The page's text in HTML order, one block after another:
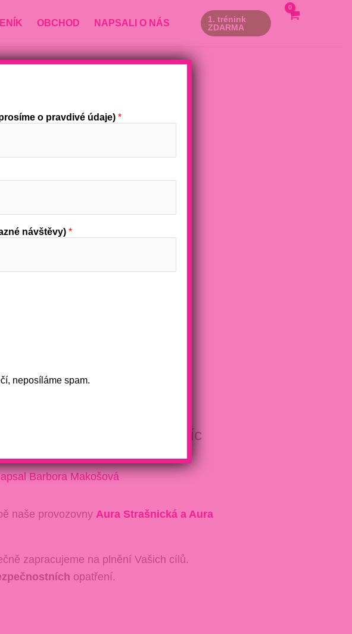
OBCHOD NAPSALI O NÁS
1. trénink
ZDARMA
akční korona slevu a navíc
Barbora Makošová
naše provozovny Aura Strašnická a Aura
zapracujeme na plnění Vašich cílů.
opatření.
o pravdivé údaje) *
návštěvy) *
neposíláme spam.